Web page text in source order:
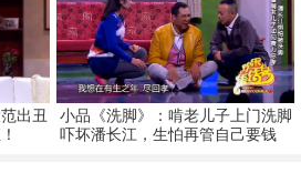
出丑
小品《洗脚》：啃老儿子上门洗脚
吓坏潘长江，生怕再管自己要钱